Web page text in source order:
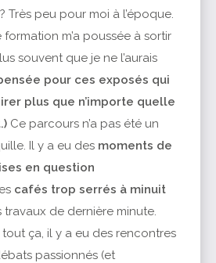
Très peu pour moi à l’époque.
m’a poussée à sortir
souvent que je ne l’aurais
pour ces exposés qui
plus que n’importe quelle
Ce parcours n’a pas été un
Il y a eu des moments de
en question
cafés trop serrés à minuit
de dernière minute.
tout ça, il y a eu des rencontres
passionnés (et